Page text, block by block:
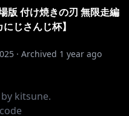
版 付け焼きの刃 無限走編
じさんじ杯】
· Archived 1 year ago
kitsune.